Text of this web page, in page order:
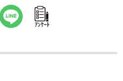
ｱﾝｹｰﾄ